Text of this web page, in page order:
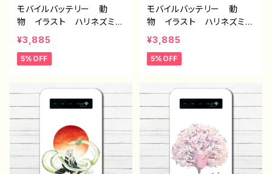
モバイルバッテリー 動
物 イラスト ハリネズミ
ゆるかわ 可愛い かわい
い iPhone 軽量 小さ
い 女性 男性 おすす
絵師 オリジナル デザイ
ン グッズ 充電器 タイ
トル：ハリネズミいっぱい
（青） モバイルバッテリ
ー 作：Hanami F-5
¥3,885
5%OFF
モバイルバッテリー 動
物 イラスト ハリネズミ
可愛い おしゃれ かわい
い ゆるかわ iPhone
軽量 小さい 女性 男
エイター 絵師 充電器
タイトル：林檎をかじったの
は誰？ 作：Hanami F-5
¥3,885
5%OFF